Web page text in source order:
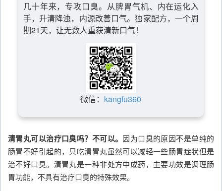
几十年来，专攻口臭。从脾胃气机、内在运化入
手，升清降浊，内源改善口气。独家配方，一个周
期21天，让无数人重获清新口气！
微信： kangfu360
清胃丸可以治疗口臭吗？不可以。 因为口臭的原因不是单纯的
肠胃不好引起的，只吃清胃丸虽然可以减轻一些肠胃症状但是
治不好口臭。清胃丸是一种非处方中成药，主要功效是调理肠
胃功能，不具有治疗口臭的特殊效果。